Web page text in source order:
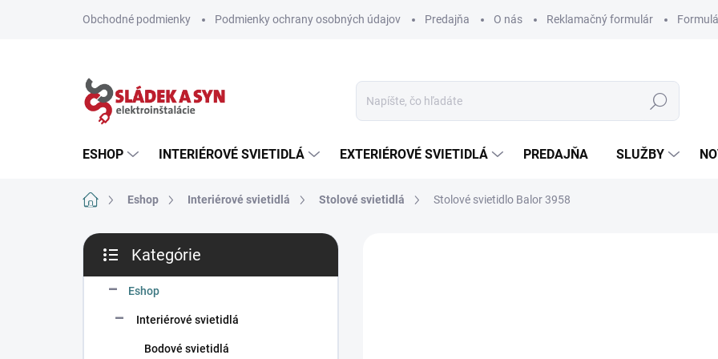
Obchodné podmienky Podmienky ochrany osobných údajov Predajňa O nás Reklamačný formulár
Hľadať
ESHOP INTERIÉROVÉ SVIETIDLÁ EXTERIÉROVÉ SVIETIDLÁ PREDAJŇA SLUŽBY
DomovEshop Interiérové svietidlá Stolové svietidlá Stolové svietidlo Balor 3958
B
č
kategórie
Kategórie
Eshop
Interiérové svietidlá
Bodové svietidlá